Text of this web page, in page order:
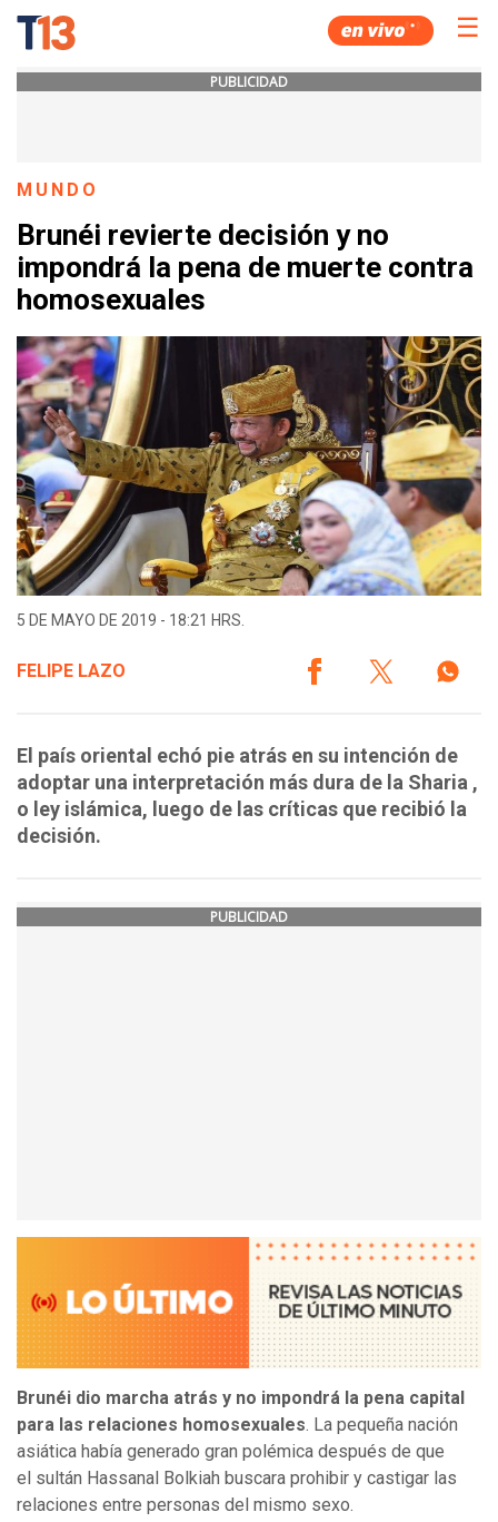
☰
PUBLICIDAD
MUNDO
Brunéi revierte decisión y no
impondrá la pena de muerte contra
homosexuales
5 DE MAYO DE 2019 - 18:21 HRS.
FELIPE LAZO
El país oriental echó pie atrás en su intención de
adoptar una interpretación más dura de la Sharia ,
o ley islámica, luego de las críticas que recibió la
decisión.
PUBLICIDAD
Brunéi dio marcha atrás y no impondrá la pena capital
para las relaciones homosexuales. La pequeña nación
asiática había generado gran polémica después de que
el sultán Hassanal Bolkiah buscara prohibir y castigar las
relaciones entre personas del mismo sexo.